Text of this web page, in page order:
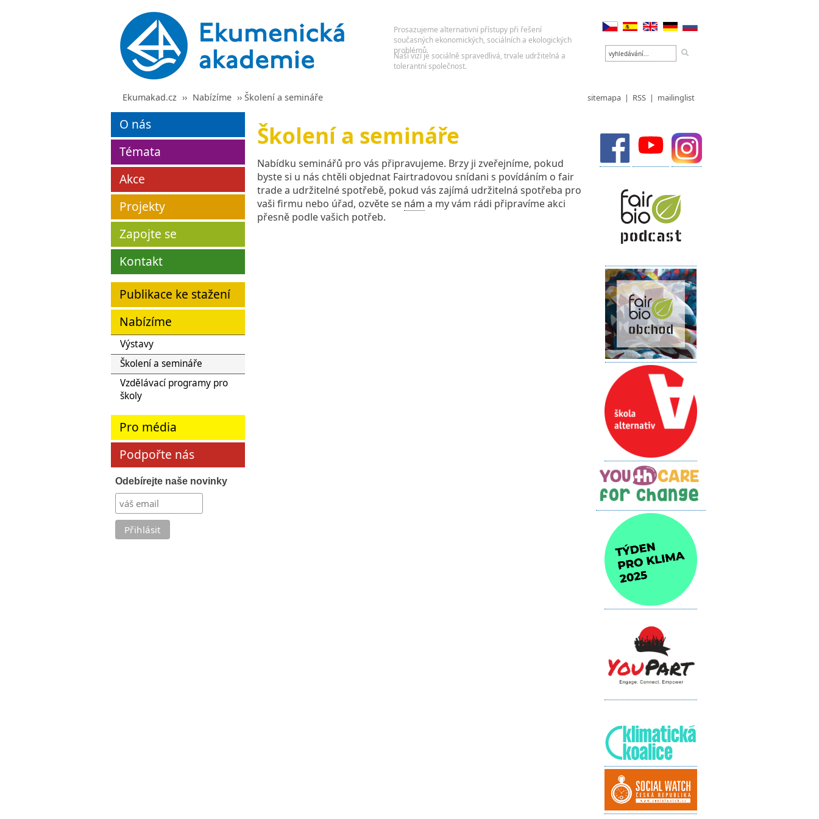
sitemapa | RSS | mailinglist
Ekumakad.cz ›› Nabízíme ›› Školení a semináře
O nás
Témata
Akce
Projekty
Zapojte se
Kontakt
Publikace ke stažení
Nabízíme
Výstavy
Školení a semináře
Vzdělávací programy pro
školy
Pro média
Podpořte nás
Odebírejte naše novinky
Školení a semináře
Nabídku seminářů pro vás připravujeme. Brzy ji zveřejníme, pokud
byste si u nás chtěli objednat Fairtradovou snídani s povídáním o fair
trade a udržitelné spotřebě, pokud vás zajímá udržitelná spotřeba pro
vaši firmu nebo úřad, ozvěte se nám a my vám rádi připravíme akci
přesně podle vašich potřeb.